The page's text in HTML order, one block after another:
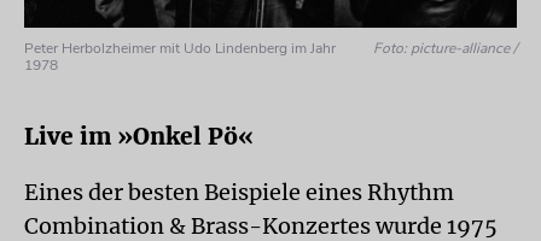
Peter Herbolzheimer mit Udo Lindenberg im Jahr
1978
Foto: picture-alliance /
Live im »Onkel Pö«
Eines der besten Beispiele eines Rhythm
Combination & Brass-Konzertes wurde 1975